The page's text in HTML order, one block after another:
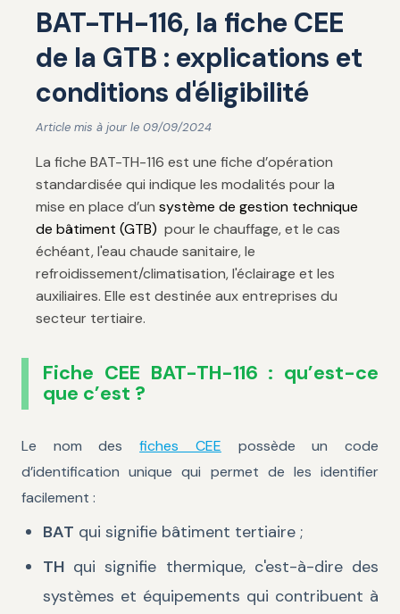
BAT-TH-116, la fiche CEE
de la GTB : explications et
conditions d'éligibilité
Article mis à jour le 09/09/2024
La fiche BAT-TH-116 est une fiche d’opération
standardisée qui indique les modalités pour la
mise en place d’un système de gestion technique
de bâtiment (GTB) pour le chauffage, et le cas
échéant, l'eau chaude sanitaire, le
refroidissement/climatisation, l'éclairage et les
auxiliaires. Elle est destinée aux entreprises du
secteur tertiaire.
Fiche CEE BAT-TH-116 : qu’est-ce
que c’est ?
Le nom desfiches CEE possède un code
d’identification unique qui permet de les identifier
facilement :
BAT qui signifie bâtiment tertiaire ;
TH qui signifie thermique, c'est-à-dire des
systèmes et équipements qui contribuent à